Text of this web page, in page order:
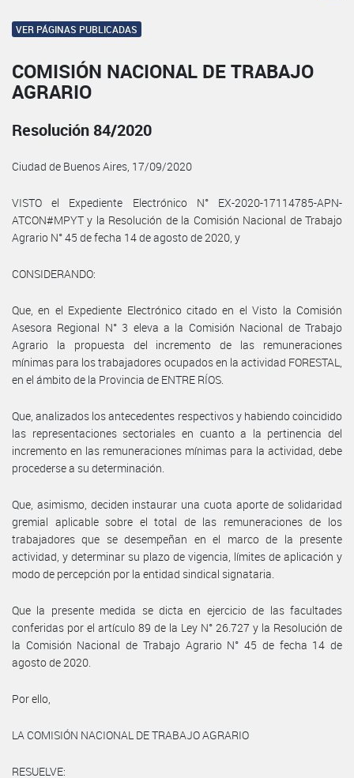
VER PÁGINAS PUBLICADAS
COMISIÓN NACIONAL DE TRABAJO
AGRARIO
Resolución 84/2020
Ciudad de Buenos Aires, 17/09/2020
VISTO el Expediente Electrónico N° EX-2020-17114785-APN-
ATCON#MPYT y la Resolución de la Comisión Nacional de Trabajo
Agrario N° 45 de fecha 14 de agosto de 2020, y
CONSIDERANDO:
Que, en el Expediente Electrónico citado en el Visto la Comisión
Asesora Regional N° 3 eleva a la Comisión Nacional de Trabajo
Agrario la propuesta del incremento de las remuneraciones
mínimas para los trabajadores ocupados en la actividad FORESTAL,
en el ámbito de la Provincia de ENTRE RÍOS.
Que, analizados los antecedentes respectivos y habiendo coincidido
las representaciones sectoriales en cuanto a la pertinencia del
incremento en las remuneraciones mínimas para la actividad, debe
procederse a su determinación.
Que, asimismo, deciden instaurar una cuota aporte de solidaridad
gremial aplicable sobre el total de las remuneraciones de los
trabajadores que se desempeñan en el marco de la presente
actividad, y determinar su plazo de vigencia, límites de aplicación y
modo de percepción por la entidad sindical signataria.
Que la presente medida se dicta en ejercicio de las facultades
conferidas por el artículo 89 de la Ley N° 26.727 y la Resolución de
la Comisión Nacional de Trabajo Agrario N° 45 de fecha 14 de
agosto de 2020.
Por ello,
LA COMISIÓN NACIONAL DE TRABAJO AGRARIO
RESUELVE: